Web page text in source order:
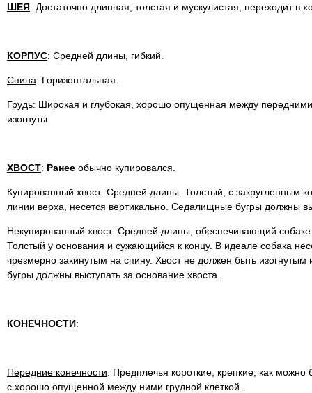
ШЕЯ: Достаточно длинная, толстая и мускулистая, переходит в
КОРПУС: Средней длины, гибкий.
Спина: Горизонтальная.
Грудь: Широкая и глубокая, хорошо опущенная между
изогнуты.
ХВОСТ: Ранее обычно купировался.
Купированный хвост: Средней длины. Толстый, с закругленным
линии верха, несется вертикально. Седалищные бугры должны
Некупированный хвост: Средней длины, обеспечивающий
Толстый у основания и сужающийся к концу. В идеале собака
чрезмерно закинутым на спину. Хвост не должен быть
бугры должны выступать за основание хвоста.
КОНЕЧНОСТИ:
Передние конечности: Предплечья короткие, крепкие, как можно
с хорошо опущенной между ними грудной клеткой.